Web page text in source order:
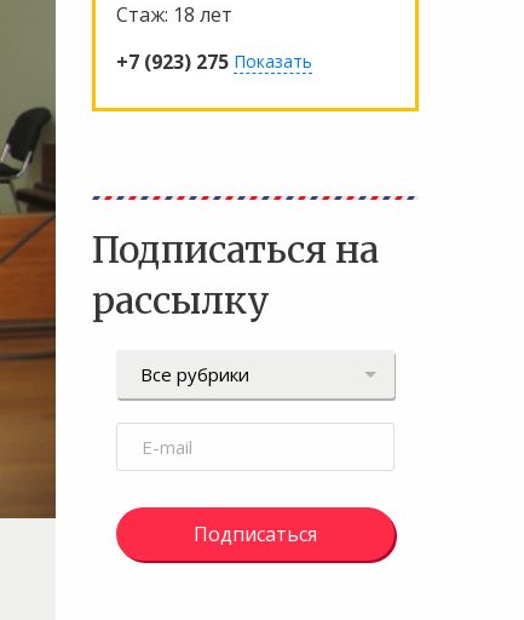
Стаж: 18 лет
+7 (923) 275 Показать
Подписаться на
рассылку
Подписаться